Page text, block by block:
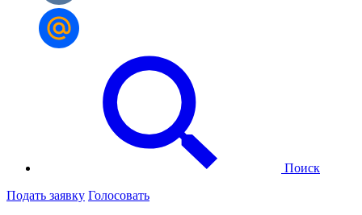
Поиск
Подать заявку Голосовать